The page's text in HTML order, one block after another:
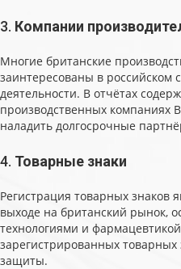
3. Компании
Многие британские
заинтересованы в российском
деятельности. В отчётах
производственных компаниях
наладить долгосрочные
4. Товарные знаки
Регистрация товарных знаков
выходе на британский рынок,
технологиями и
зарегистрированных товарных
защиты.